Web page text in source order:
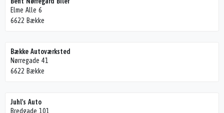
Elme Alle 6
6622 Bække
Bække Autoværksted
Nørregade 41
6622 Bække
Juhl's Auto
Bredgade 101